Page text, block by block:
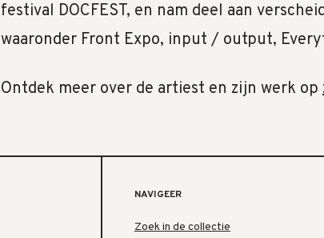
festival DOCFEST, en nam deel aan
waaronder Front Expo, input / output,
Ontdek meer over de artiest en zijn werk op
NAVIGEER
Zoek in de collectie